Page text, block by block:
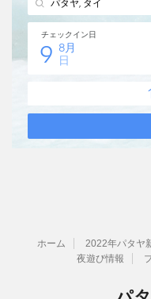
ホーム 2022年パタヤ
夜遊び情報